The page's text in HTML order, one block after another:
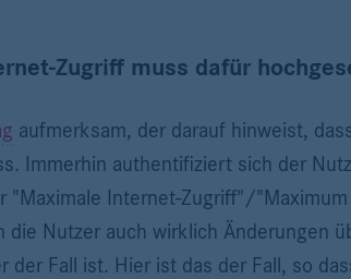
Zugriff muss dafür
aufmerksam, der darauf hinweist,
Immerhin authentifiziert sich der
"Maximale Internet-Zugriff"/
Nutzer auch wirklich Änderungen
Fall ist. Hier ist das der Fall, so